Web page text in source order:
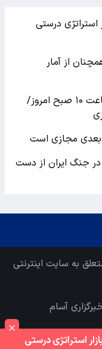
استراتژی درستی
از آمار
اعمال محدودیت تردد در چالوس از ساعت ۱۰ صبح امروز/
بعدی مجازی است
در جنگ ایران از دست
استراتژی درستی
به سایت اینترنتی
آسام